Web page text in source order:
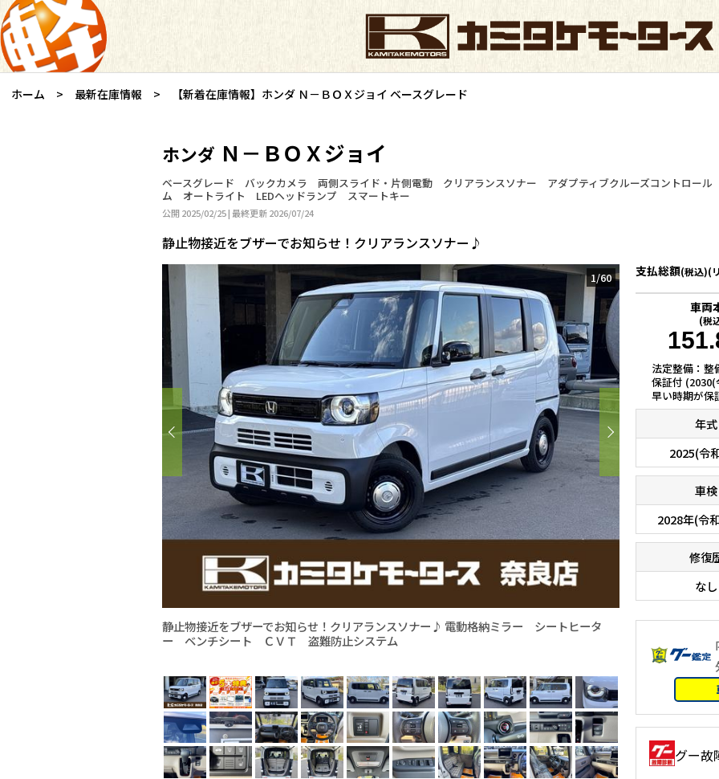
ホーム 最新在庫情報 【新着在庫情報】ホンダ Ｎ－ＢＯＸジョイ ベースグレード
ホンダ Ｎ－ＢＯＸジョイ
ベースグレード バックカメラ 両側スライド・片側電動 クリアランスソナー アダプティブクルーズコントロー
ム オートライト LEDヘッドランプ スマートキー
公開 2025/02/25 | 最終更新 2026/07/24
静止物接近をブザーでお知らせ！クリアランスソナー♪
支払総額(税込)(
車両
(税
法定整備：整
保証付
早い時期が保
静止物接近をブザーでお知らせ！クリアランスソナー♪ 電動格納ミラー シートヒータ
ー ベンチシート ＣＶＴ 盗難防止システム
1/60
年式
2025(令
車検
2028年(令
修復
なし
グー故